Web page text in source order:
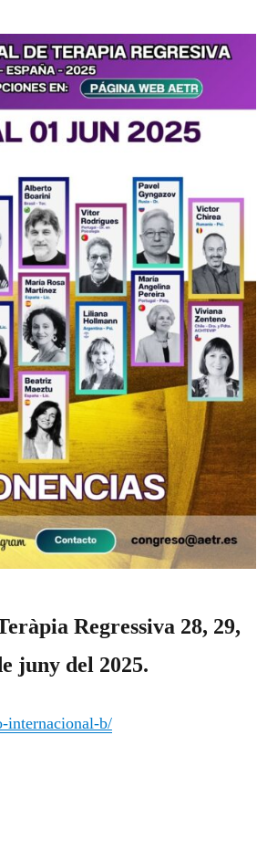
Regressiva 28, 29,
juny del 2025.
internacional-b/